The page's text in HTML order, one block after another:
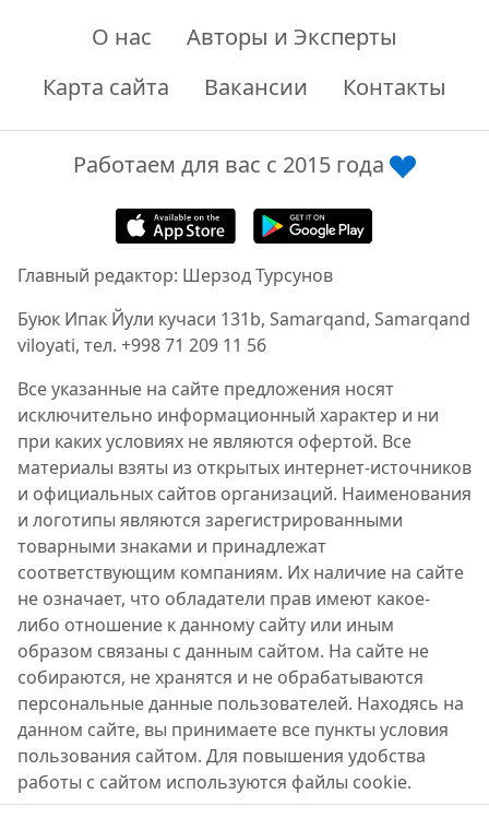
О нас
Авторы и Эксперты
Карта сайта
Вакансии Контакты
Работаем для вас с 2015 года
Главный редактор: Шерзод Турсунов
Буюк Ипак Йули кучаси 131b, Samarqand, Samarqand
viloyati, тел. +998 71 209 11 56
Все указанные на сайте предложения носят
исключительно информационный характер и ни
при каких условиях не являются офертой. Все
материалы взяты из открытых интернет-источников
и официальных сайтов организаций. Наименования
и логотипы являются зарегистрированными
товарными знаками и принадлежат
соответствующим компаниям. Их наличие на сайте
не означает, что обладатели прав имеют какое-
либо отношение к данному сайту или иным
образом связаны с данным сайтом. На сайте не
собираются, не хранятся и не обрабатываются
персональные данные пользователей. Находясь на
данном сайте, вы принимаете все пункты условия
пользования сайтом. Для повышения удобства
работы с сайтом используются файлы cookie.